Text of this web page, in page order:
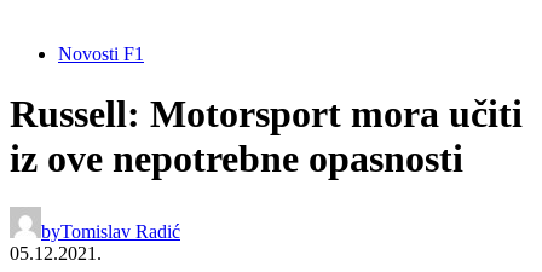
Novosti F1
Russell: Motorsport mora učiti
iz ove nepotrebne opasnosti
byTomislav Radić
05.12.2021.